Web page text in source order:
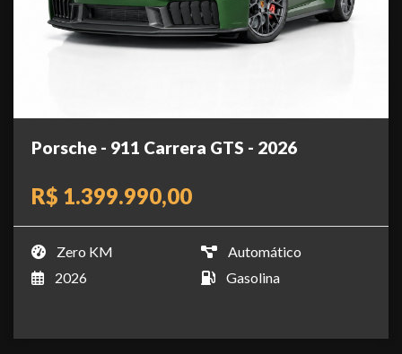
Porsche - 911 Carrera GTS - 2026
R$ 1.399.990,00
Zero KM
Automático
2026
Gasolina